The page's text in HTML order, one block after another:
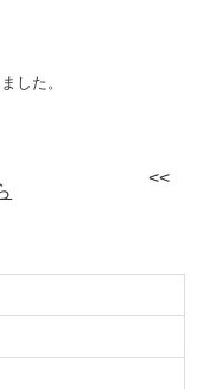
した。